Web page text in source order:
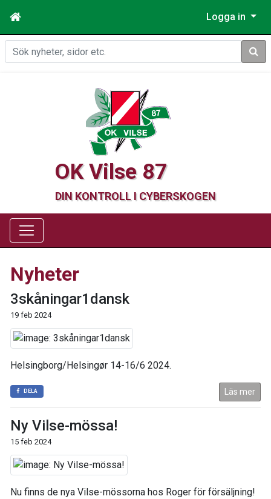
Logga in
Sök
OK Vilse 87
DIN KONTROLL I CYBERSKOGEN
Nyheter
3skåningar1dansk
19 feb 2024
Helsingborg/Helsingør 14-16/6 2024.
DELA Läs mer
Ny Vilse-mössa!
15 feb 2024
Nu finns de nya Vilse-mössorna hos Roger för försäljning!